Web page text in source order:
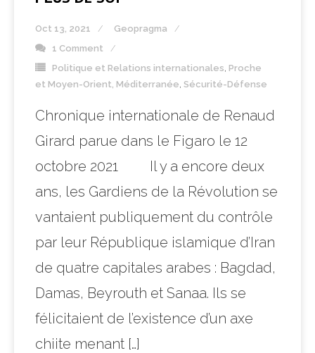
Oct 13, 2021
Geopragma
1 Comment
Politique et Relations internationales Proche
et Moyen-Orient, Méditerranée Sécurité-Défense
Chronique internationale de Renaud
Girard parue dans le Figaro le 12
octobre 2021 Il y a encore deux
ans, les Gardiens de la Révolution se
vantaient publiquement du contrôle
par leur République islamique d’Iran
de quatre capitales arabes : Bagdad,
Damas, Beyrouth et Sanaa. Ils se
félicitaient de l’existence d’un axe
chiite menant […]